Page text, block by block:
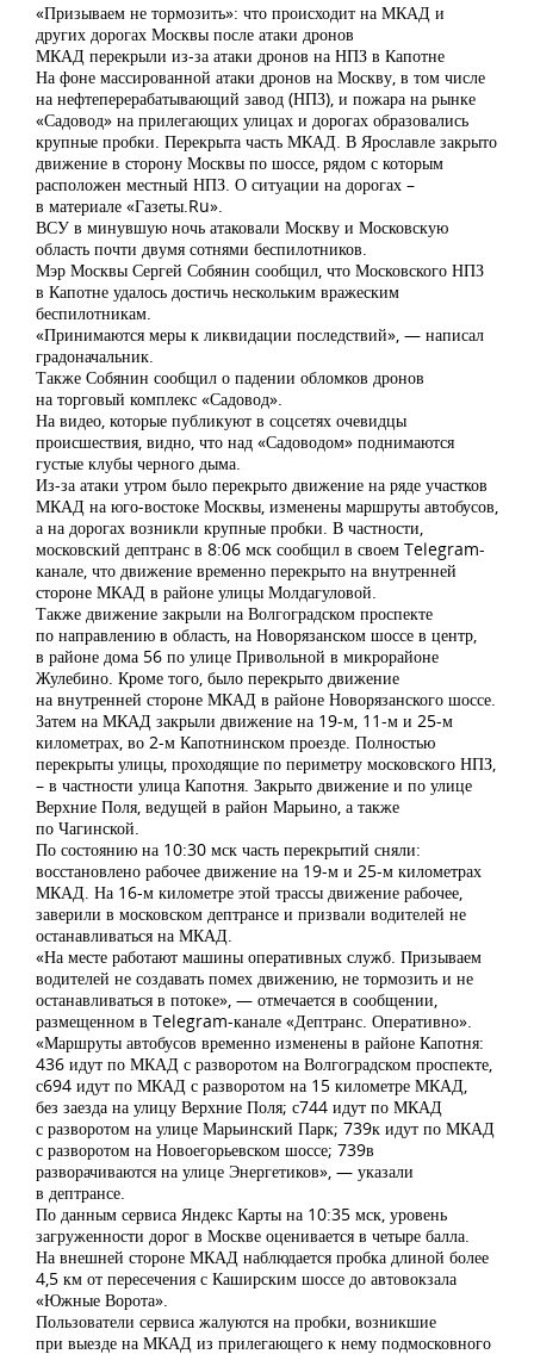
«Призываем не тормозить»: что происходит на МКАД и
других дорогах Москвы после атаки дронов
МКАД перекрыли из-за атаки дронов на НПЗ в Капотне
На фоне массированной атаки дронов на Москву, в том числе
на нефтеперерабатывающий завод (НПЗ), и пожара на рынке
«Садовод» на прилегающих улицах и дорогах образовались
крупные пробки. Перекрыта часть МКАД. В Ярославле закрыто
движение в сторону Москвы по шоссе, рядом с которым
расположен местный НПЗ. О ситуации на дорогах –
в материале «Газеты.Ru».
ВСУ в минувшую ночь атаковали Москву и Московскую
область почти двумя сотнями беспилотников.
Мэр Москвы Сергей Собянин сообщил, что Московского НПЗ
в Капотне удалось достичь нескольким вражеским
беспилотникам.
«Принимаются меры к ликвидации последствий», — написал
градоначальник.
Также Собянин сообщил о падении обломков дронов
на торговый комплекс «Садовод».
На видео, которые публикуют в соцсетях очевидцы
происшествия, видно, что над «Садоводом» поднимаются
густые клубы черного дыма.
Из-за атаки утром было перекрыто движение на ряде участков
МКАД на юго-востоке Москвы, изменены маршруты автобусов,
а на дорогах возникли крупные пробки. В частности,
московский дептранс в 8:06 мск сообщил в своем Telegram-
канале, что движение временно перекрыто на внутренней
стороне МКАД в районе улицы Молдагуловой.
Также движение закрыли на Волгоградском проспекте
по направлению в область, на Новорязанском шоссе в центр,
в районе дома 56 по улице Привольной в микрорайоне
Жулебино. Кроме того, было перекрыто движение
на внутренней стороне МКАД в районе Новорязанского шоссе.
Затем на МКАД закрыли движение на 19-м, 11-м и 25-м
километрах, во 2-м Капотнинском проезде. Полностью
перекрыты улицы, проходящие по периметру московского НПЗ,
– в частности улица Капотня. Закрыто движение и по улице
Верхние Поля, ведущей в район Марьино, а также
по Чагинской.
По состоянию на 10:30 мск часть перекрытий сняли:
восстановлено рабочее движение на 19-м и 25-м километрах
МКАД. На 16-м километре этой трассы движение рабочее,
заверили в московском дептрансе и призвали водителей не
останавливаться на МКАД.
«На месте работают машины оперативных служб. Призываем
водителей не создавать помех движению, не тормозить и не
останавливаться в потоке», — отмечается в сообщении,
размещенном в Telegram-канале «Дептранс. Оперативно».
«Маршруты автобусов временно изменены в районе Капотня:
436 идут по МКАД с разворотом на Волгоградском проспекте,
с694 идут по МКАД с разворотом на 15 километре МКАД,
без заезда на улицу Верхние Поля; с744 идут по МКАД
с разворотом на улице Марьинский Парк; 739к идут по МКАД
с разворотом на Новоегорьевском шоссе; 739в
разворачиваются на улице Энергетиков», — указали
в дептрансе.
По данным сервиса Яндекс Карты на 10:35 мск, уровень
загруженности дорог в Москве оценивается в четыре балла.
На внешней стороне МКАД наблюдается пробка длиной более
4,5 км от пересечения с Каширским шоссе до автовокзала
«Южные Ворота».
Пользователи сервиса жалуются на пробки, возникшие
при выезде на МКАД из прилегающего к нему подмосковного